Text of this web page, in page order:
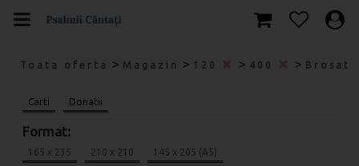
Toata oferta > Magazin > 120 > 400 >
Carti Donatii
Format:
165 x 235 210 x 210 145 x 205 (A5)